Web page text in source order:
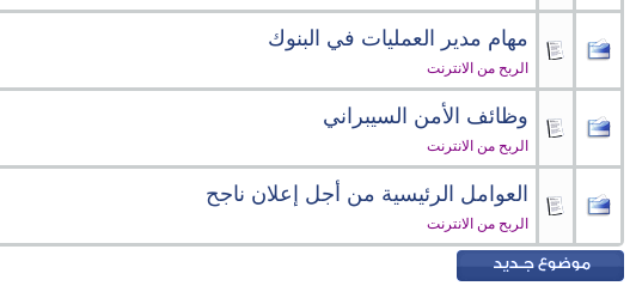
مهام مدير العمليات في البنوك
الربح من الانترنت
وظائف الأمن السيبراني
الربح من الانترنت
العوامل الرئيسية من أجل إعلان ناجح
الربح من الانترنت